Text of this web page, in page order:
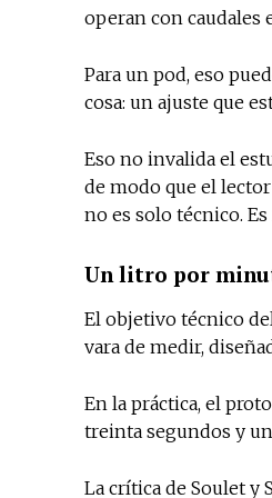
operan con
Para un pod, eso
cosa: un ajuste que
Eso no invalida el
de modo que el
no es solo técnico.
Un litro por
El objetivo técnico
vara de medir,
En la práctica, el
treinta segundos y
La crítica de Soulet y